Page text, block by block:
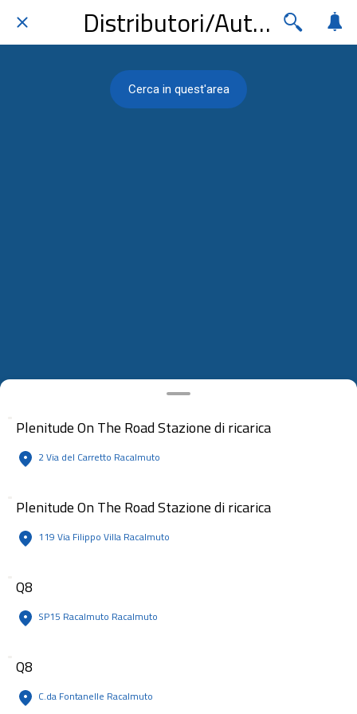
Distributori/Auto elettriche
Plenitude On The Road Stazione di ricarica
2 Via del Carretto Racalmuto
Plenitude On The Road Stazione di ricarica
119 Via Filippo Villa Racalmuto
Q8
SP15 Racalmuto Racalmuto
Q8
C.da Fontanelle Racalmuto
Cerca in quest'area